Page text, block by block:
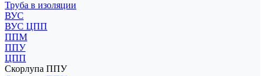
Труба в изоляции
ВУС
ВУС ЦПП
ППМ
ППУ
ЦПП
Скорлупа ППУ